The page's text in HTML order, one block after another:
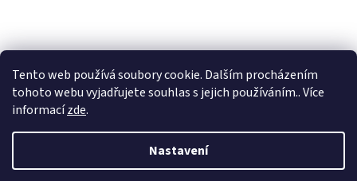
Tento web používá soubory cookie. Dalším procházením
tohoto webu vyjadřujete souhlas s jejich používáním.. Více
informacízde.
Nastavení
nastavená Věrnostní sleva 3% - 10% na Všechny Vaše další nákupy. Čím
víc nakoupíte, tím větší slevu můžete získat. Vaše objednávky se sčítají.